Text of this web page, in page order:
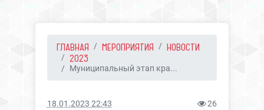
ГЛАВНАЯ МЕРОПРИЯТИЯ
НОВОСТИ
2023
Муниципальный этап кра...
18.01.2023 22:43 26